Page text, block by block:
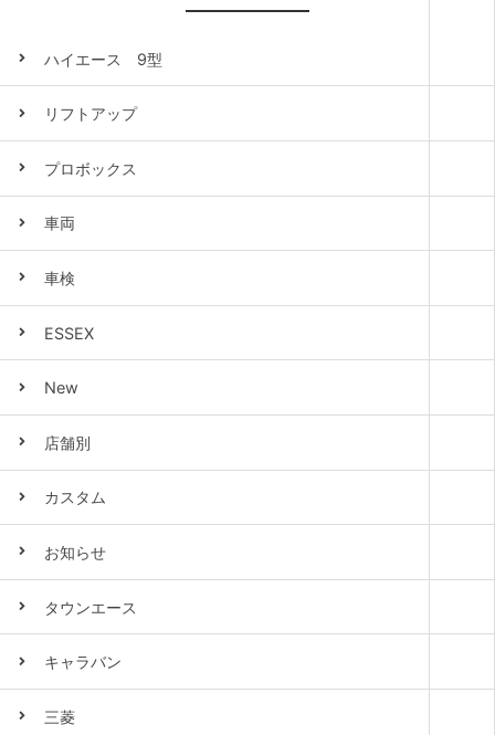
ハイエース 9型
リフトアップ
プロボックス
車両
車検
ESSEX
New
店舗別
カスタム
お知らせ
タウンエース
キャラバン
三菱